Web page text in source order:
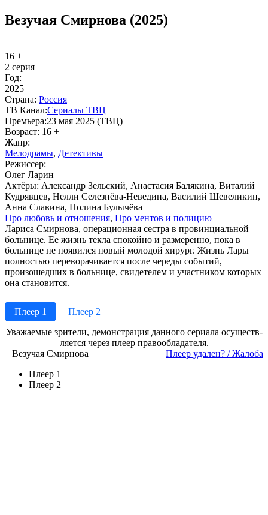
Везучая Смирнова (2025)
16 +
2 серия
Год:
2025
Стра­на: Рос­сия
ТВ Ка­нал:Сериалы ТВЦ
Пре­мье­ра:23 мая 2025 (ТВЦ)
Воз­раст: 16 +
Жанр:
Ме­ло­дра­мы, Де­тек­ти­вы
Ре­жис­сер:
Олег Ларин
Ак­тё­ры: Александр Зельский, Анастасия Балякина, Виталий
Кудрявцев, Нелли Селезнёва-Неведина, Василий Шевеликин,
Анна Славина, Полина Булычёва
Про лю­бовь и от­но­ше­ния, Про мен­тов и по­ли­цию
Лариса Смирнова, операционная сестра в провинциальной
больнице. Ее жизнь текла спокойно и размеренно, пока в
больнице не появился новый молодой хирург. Жизнь Лары
полностью переворачивается после череды событий,
произошедших в больнице, свидетелем и участником которых
она становится.
Плеер 1
Плеер 2
Ува­жае­мые зри­те­ли, де­мон­ст­ра­ция дан­но­го се­риа­ла осу­ще­ст­в­
ля­ет­ся че­рез пле­ер пра­во­об­ла­да­те­ля.
Везучая Смирнова
Пле­ер уда­лен? / Жа­ло­ба
Плеер 1
Плеер 2